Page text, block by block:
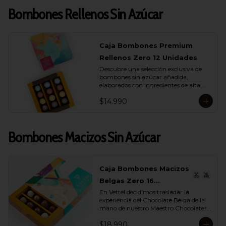
Bombones Rellenos Sin Azúcar
Caja Bombones Premium
Rellenos Zero 12 Unidades
Descubre una selección exclusiva de
bombones sin azúcar añadida,
elaborados con ingredientes de alta
calidad y rellenos suaves que realzan
cada capa de sabor.
indulgencia equilibrada, donde el
cacao es protagonista y cada textura
La colección incluye una cuidada
variedad de sabores (endulzados con
alulosa): maracuyá, avellana,
caramelo y leche, donde cada bombón
ofrece una experiencia distinta.
Rellenos cremosos, notas profundas de
ingredientes nobles, no de azúcares
$14.990
Bombones Macizos Sin Azúcar
Caja Bombones Macizos
Belgas Zero 16
Unidades
En Vettel decidimos trasladar la
experiencia del Chocolate Belga de la
mano de nuestro Maestro Chocolatero
para crear estas piezas de bombones
macizos sin azúcar añadida de